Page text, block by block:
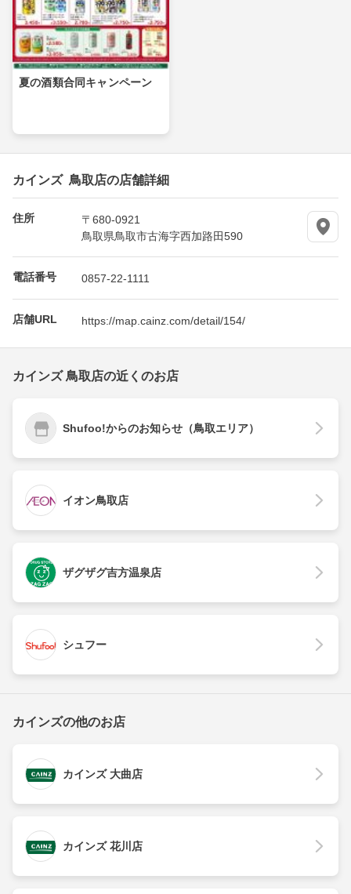
夏の酒類合同キャンペーン
カインズ 鳥取店の店舗詳細
住所
〒680-0921
鳥取県鳥取市古海字西加路田590
電話番号 0857-22-1111
店舗URL https://map.cainz.com/detail/154/
カインズ 鳥取店の近くのお店
Shufoo!からのお知らせ（鳥取エリア）
イオン鳥取店
ザグザグ吉方温泉店
シュフー
カインズの他のお店
カインズ 大曲店
カインズ 花川店